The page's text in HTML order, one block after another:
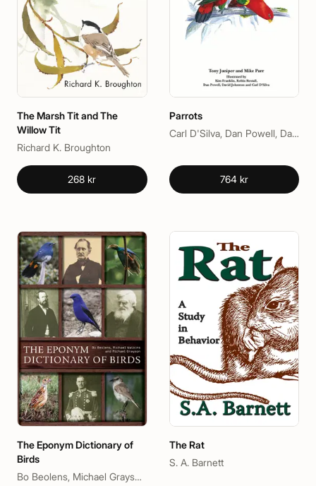
The Marsh Tit and The
Willow Tit
Richard K. Broughton
268 kr
Parrots
Carl D'Silva, Dan Powell, David Johnston, Kim Franklin, Mike Parr, Robin Restall, Tony Juniper
764 kr
The Eponym Dictionary of
Birds
Bo Beolens, Michael Grayson, Michael Watkins
The Rat
S. A. Barnett